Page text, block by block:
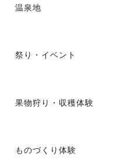
温泉地
祭り・イベント
果物狩り・収穫体験
ものづくり体験